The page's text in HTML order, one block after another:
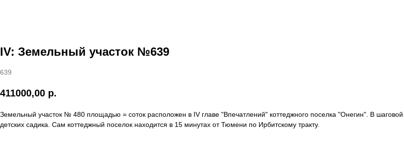
IV: Земельный участок №639
639
411000,00 р.
Земельный участок № 480 площадью = соток расположен в IV главе "Впечатлений" коттеджного поселка "Онегин". В
детских садика. Сам коттеджный поселок находится в 15 минутах от Тюмени по Ирбитскому тракту.